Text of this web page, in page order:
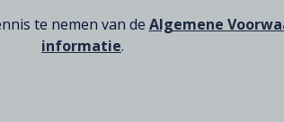
te nemen van de Algemene
informatie.